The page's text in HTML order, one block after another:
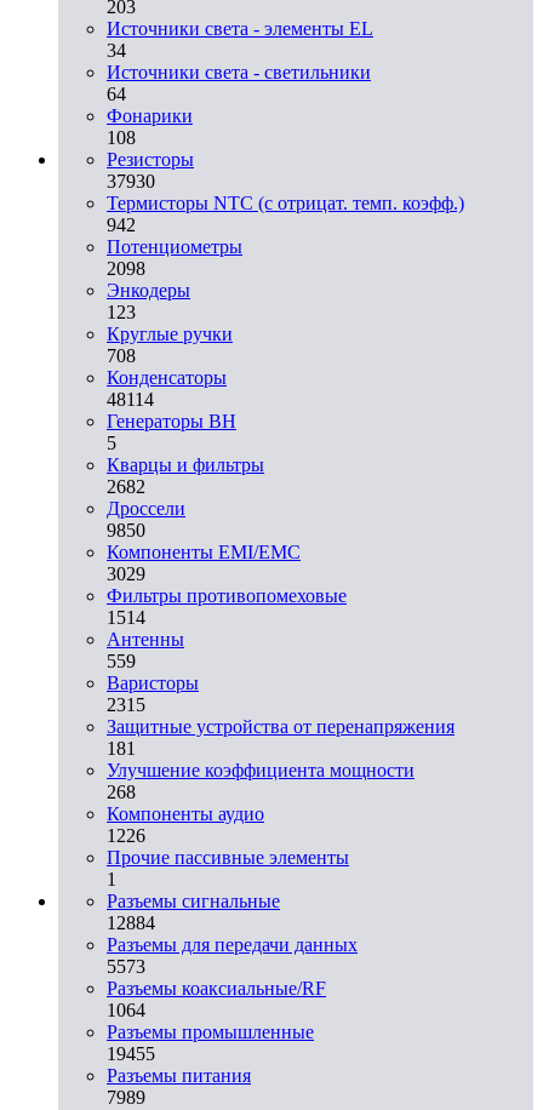
203
Источники света - элементы EL
34
Источники света - светильники
64
Фонарики
108
Резисторы
37930
Термисторы NTC (с отрицат. темп. коэфф.)
942
Потенциометры
2098
Энкодеры
123
Круглые ручки
708
Конденсаторы
48114
Генераторы ВН
5
Кварцы и фильтры
2682
Дроссели
9850
Компоненты EMI/EMC
3029
Фильтры противопомеховые
1514
Антенны
559
Варисторы
2315
Защитные устройства от перенапряжения
181
Улучшение коэффициента мощности
268
Компоненты аудио
1226
Прочие пассивные элементы
1
Разъeмы сигнальные
12884
Разъeмы для передачи данных
5573
Разъeмы коаксиальные/RF
1064
Разъeмы промышленные
19455
Разъeмы питания
7989